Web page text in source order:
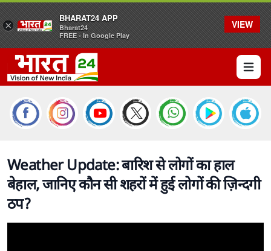
Open
Weather Update: बारिश से लोगों का हाल
बेहाल, जानिए कौन सी शहरों में हुई लोगों की ज़िन्दगी
ठप?
×
BHARAT24 APP
Bharat24
FREE - In Google Play
VIEW